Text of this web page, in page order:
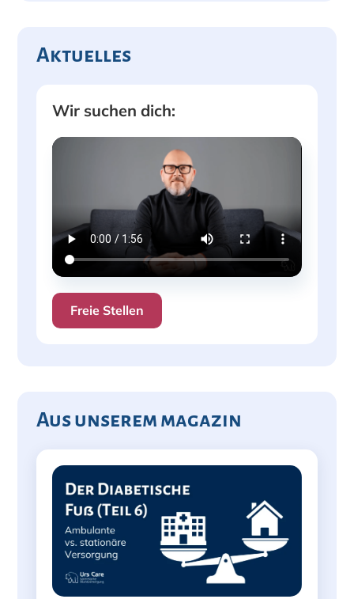
Aktuelles
Wir suchen dich:
Freie Stellen
Aus unserem magazin